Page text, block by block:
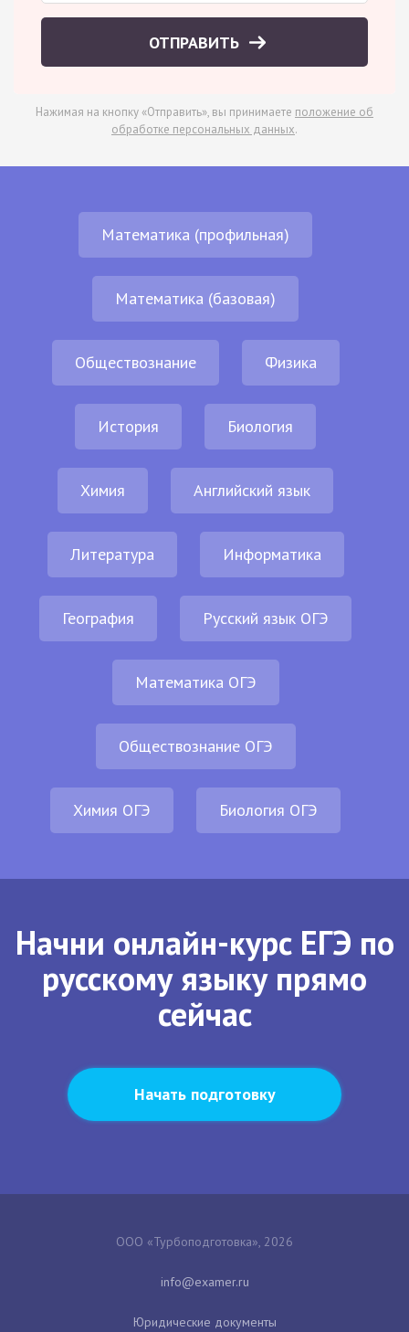
ОТПРАВИТЬ
Нажимая на кнопку «Отправить», вы принимаете положение об
обработке персональных данных.
Математика (профильная)
Математика (базовая)
Обществознание Физика
История Биология
Химия Английский язык
Литература Информатика
География Русский язык ОГЭ
Математика ОГЭ
Обществознание ОГЭ
Химия ОГЭ Биология ОГЭ
Начни онлайн-курс ЕГЭ по
русскому языку прямо
сейчас
Начать подготовку
ООО «Турбоподготовка», 2026
Юридические документы